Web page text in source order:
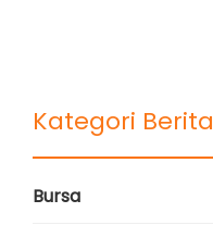
Kategori Berita
Bursa